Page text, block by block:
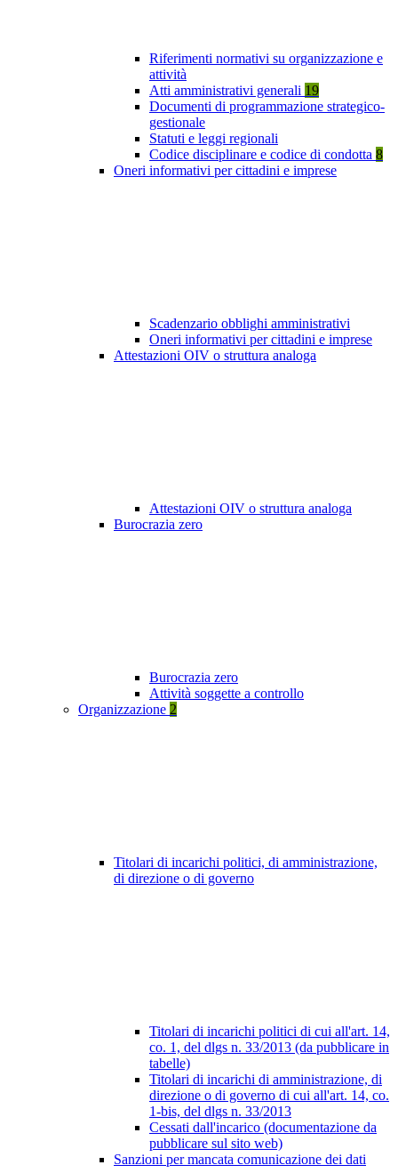
Riferimenti normativi su organizzazione e
attività
Atti amministrativi generali 19
Documenti di programmazione strategico-
gestionale
Statuti e leggi regionali
Codice disciplinare e codice di condotta 8
Oneri informativi per cittadini e imprese
Scadenzario obblighi amministrativi
Oneri informativi per cittadini e imprese
Attestazioni OIV o struttura analoga
Attestazioni OIV o struttura analoga
Burocrazia zero
Burocrazia zero
Attività soggette a controllo
Organizzazione 2
Titolari di incarichi politici, di amministrazione,
di direzione o di governo
Titolari di incarichi politici di cui all'art. 14,
co. 1, del dlgs n. 33/2013 (da pubblicare in
tabelle)
Titolari di incarichi di amministrazione, di
direzione o di governo di cui all'art. 14, co.
1-bis, del dlgs n. 33/2013
Cessati dall'incarico (documentazione da
pubblicare sul sito web)
Sanzioni per mancata comunicazione dei dati